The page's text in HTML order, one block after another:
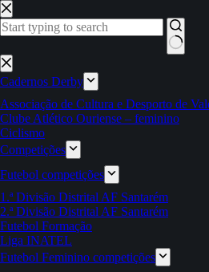
Pular
para
o
Sem
resultados
Cadernos Derby
Associação de Cultura e Desporto de
Clube Atlético Ouriense – feminino
Ciclismo
Competições
Futebol competições
1.ª Divisão Distrital AF Santarém
2.ª Divisão Distrital AF Santarém
Futebol Formação
Liga INATEL
Futebol Feminino competições